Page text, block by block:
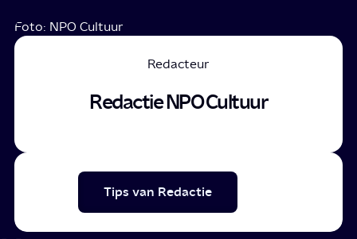
Foto: NPO Cultuur
Redacteur
Redactie NPO Cultuur
Tips van Redactie